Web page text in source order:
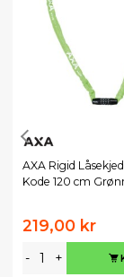
AXA Rigid
Kode 120 cm
219,00 kr
- +